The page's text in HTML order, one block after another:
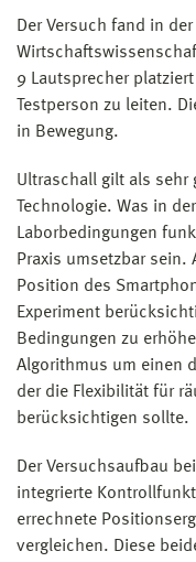
Der Versuch fand in
9 Lautsprecher
Testperson zu leiten.
in Bewegung.
Ultraschall gilt als sehr
Technologie. Was in
Laborbedingungen
Praxis umsetzbar sein.
Position des
Experiment
Bedingungen zu
Algorithmus um einen
der die Flexibilität für
berücksichtigen sollte.
Der Versuchsaufbau
integrierte
errechnete
vergleichen. Diese